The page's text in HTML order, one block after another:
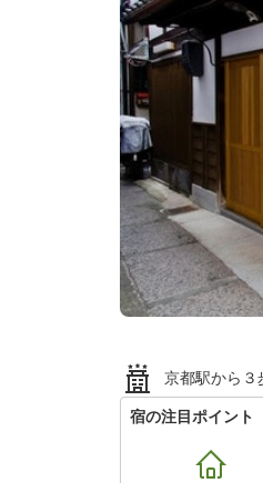
京都駅から３
宿の注目ポイント